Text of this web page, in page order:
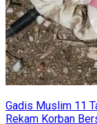
Gadis Muslim 11
Rekam Korban